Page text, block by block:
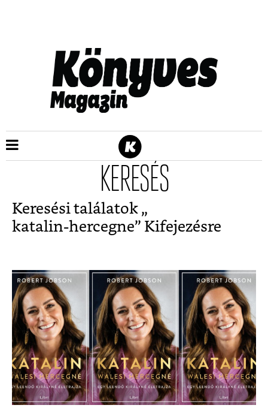
KERESÉS
Keresési találatok „
katalin-hercegne” Kifejezésre